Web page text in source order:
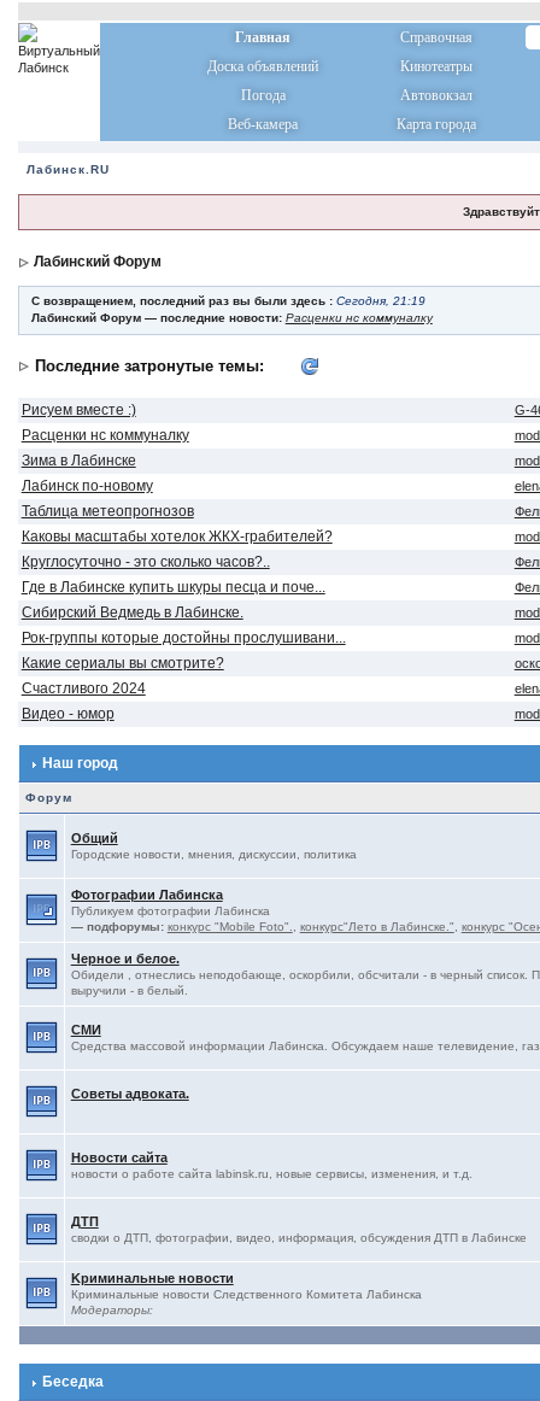
Главная
Справочная
Доска объявлений
Кинотеатры
Погода
Автовокзал
Веб-камера
Карта города
Лабинск.RU
Лабинский Форум
С возвращением, последний раз вы были здесь : Сегодня, 21:19
Лабинский Форум — последние новости: Расценки нс коммуналку
Последние затронутые темы:
Рисуем вместе :) G-
Расценки нс коммуналку
Зима в Лабинске
Лабинск по-новому
Таблица метеопрогнозов
Каковы масштабы хотелок ЖКХ-грабителей?
Круглосуточно - это сколько часов?..
Где в Лабинске купить шкуры песца и поче...
Сибирский Ведмедь в Лабинске.
Рок-группы которые достойны прослушивани...
Какие сериалы вы смотрите?
Счастливого 2024
Видео - юмор
Наш город
Форум
Общий
Городские новости, мнения, дискуссии, политика
Фотографии Лабинска
Публикуем фотографии Лабинска
— подфорумы: конкурс "Mobile Foto". конкурс"Лето в Лабинске." конкурс
Черное и белое.
Обидели , отнеслись неподобающе, оскорбили, обсчитали - в черный список.
выручили - в белый.
СМИ
Средства массовой информации Лабинска. Обсуждаем наше телевидение,
Советы адвоката.
Новости сайта
новости о работе сайта labinsk.ru, новые сервисы, изменения, и т.д.
ДТП
сводки о ДТП, фотографии, видео, информация, обсуждения ДТП в Лабинске
Kриминальные новости
Криминальные новости Следственного Комитета Лабинска
Модераторы:
Беседка